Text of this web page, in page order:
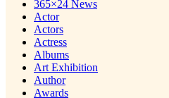
365×24 News
Actor
Actors
Actress
Albums
Art Exhibition
Author
Awards